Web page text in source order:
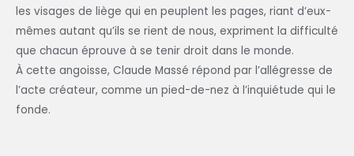
les visages de liège qui en peuplent les pages, riant d’eux-
mêmes autant qu’ils se rient de nous, expriment la difficulté
que chacun éprouve à se tenir droit dans le monde.
À cette angoisse, Claude Massé répond par l’allégresse de
l’acte créateur, comme un pied-de-nez à l’inquiétude qui le
fonde.